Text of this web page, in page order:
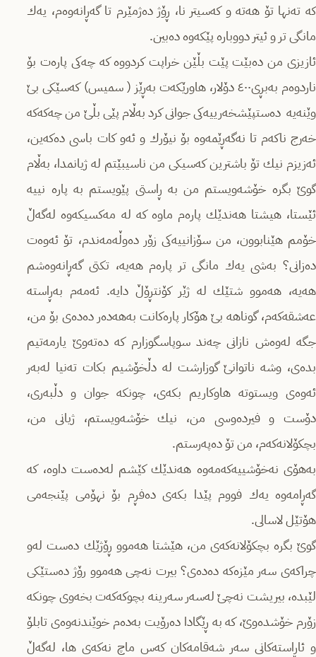
كە تەنها تۆ هەتە و كەسیتر نا، ڕۆژ دەژمێرم تا گەڕانەوەم، یەك
مانگی تر و ئیتر دووبارە پێكەوە دەبین.
ئازیزی من دەبێت پێت بڵێن خراپت كردووە كە چەكی پارەت بۆ
ناردوەم بەبڕی٤٠٠ دۆلار، هاورێكەت بەڕێز ( سمیس) كەسێكی بێ‌
وێنەیە دەستپێشخەرییەكی جوانی كرد بەڵام پێی بڵێ‌ من چەكەكە
خەرج ناكەم تا نەگەڕێمەوە بۆ نیۆرك و ئەو كات باسی دەكەین،
ئەزیزم نیك تۆ باشترین كەسیكی من ناسیبێتم لە ژیانمدا، بەڵام
گوێ بگرە خۆشەویستم من بە ڕاستی پێویستم بە پارە نییە
ئێستا، هیشتا هەندێك پارەم ماوە كە لە مەكسیكەوە لەگەڵ
خۆمم هێنابوون، من سۆزانییەكی زۆر دەوڵەمەندم، تۆ ئەوەت
دەزانی؟ بەشی یەك مانگی تر پارەم هەیە، تكتی گەڕانەوەشم
هەیە، هەموو شتێك لە ژێر كۆنتڕۆڵ دایە. ئەمەم بەڕاستە
عەشقەكەم، گوناهە بێ‌ هۆكار پارەكانت بەهەدەر دەدەی بۆ من،
جگە لەوەش نازانی چەند سوپاسگوزارم كە دەتەوێ ‌یارمەتیم
بدەی، وشە ناتوانێ‌ گوزارشت لە دڵخۆشیم بكات تەنیا لەبەر
ئەوەی ویستوتە هاوكاریم بكەی، چونكە جوان و دڵبەری،
دۆست و فیردەوسی من، نیك خۆشەویستم، ژیانی من،
بچكۆلانەكەم، من تۆ دەپەرستم.
بەهۆی نەخۆشییەكەمەوە هەندێك كێشم لەدەست داوە، كە
گەڕامەوە یەك فووم پێدا بكەی دەفڕم بۆ نهۆمی پێنجەمی
هۆتێل لاسالی.
گوێ بگرە بچكۆلانەكەی من، هێشتا هەموو ڕۆژێك دەست لەو
چراكەی سەر مێزەكە دەدەی؟ بیرت نەچی هەموو رۆژ دەستێكی
لێبدە، بیریشت نەچێ‌ لەسەر سەرینە بچوكەكەت بخەوی چونكە
زۆرم خۆشدەوێ‌، كە بە ڕێگادا دەرۆیت بەدەم خوێندنەوەی تابلۆ
و ئاڕاستەكانی سەر شەقامەكان كەس ماچ نەكەی ها، لەگەڵ